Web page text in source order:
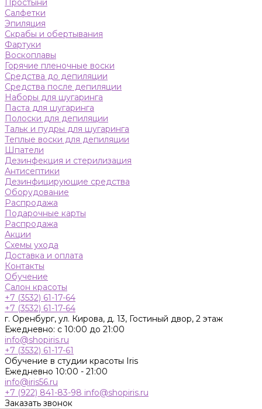
Простыни
Салфетки
Эпиляция
Скрабы и обертывания
Фартуки
Воскоплавы
Горячие пленочные воски
Средства до депиляции
Средства после депиляции
Наборы для шугаринга
Паста для шугаринга
Полоски для депиляции
Тальк и пудры для шугаринга
Теплые воски для депиляции
Шпатели
Дезинфекция и стерилизация
Антисептики
Дезинфицирующие средства
Оборудование
Распродажа
Подарочные карты
Распродажа
Акции
Схемы ухода
Доставка и оплата
Контакты
Обучение
Салон красоты
+7 (3532) 61-17-64
+7 (3532) 61-17-64
г. Оренбург, ул. Кирова, д. 13, Гостиный двор, 2 этаж
Ежедневно: с 10:00 до 21:00
info@shopiris.ru
+7 (3532) 61-17-61
Обучение в студии красоты Iris
Ежедневно 10:00 - 21:00
info@iris56.ru
+7 (922) 841-83-98 info@shopiris.ru
Заказать звонок